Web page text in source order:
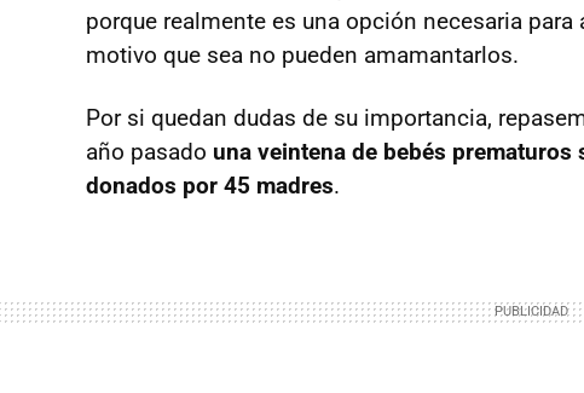
porque realmente es una opción necesaria
motivo que sea no pueden amamantarlos.
Por si quedan dudas de su importancia,
año pasado una veintena de bebés
donados por 45 madres.